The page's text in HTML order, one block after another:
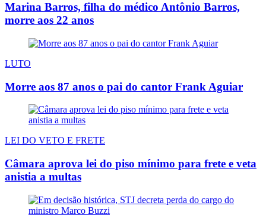
Marina Barros, filha do médico Antônio Barros,
morre aos 22 anos
LUTO
Morre aos 87 anos o pai do cantor Frank Aguiar
LEI DO VETO E FRETE
Câmara aprova lei do piso mínimo para frete e veta
anistia a multas